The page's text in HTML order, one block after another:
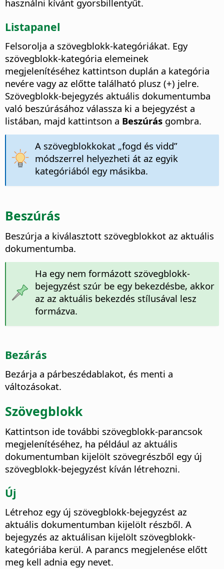
használni kívánt gyorsbillentyűt.
Listapanel
Felsorolja a szövegblokk-kategóriákat. Egy
szövegblokk-kategória elemeinek
megjelenítéséhez kattintson duplán a kategória
nevére vagy az előtte található plusz (+) jelre.
Szövegblokk-bejegyzés aktuális dokumentumba
való beszúrásához válassza ki a bejegyzést a
listában, majd kattintson a Beszúrás gombra.
A szövegblokkokat „fogd és vidd”
módszerrel helyezheti át az egyik
kategóriából egy másikba.
Beszúrás
Beszúrja a kiválasztott szövegblokkot az aktuális
dokumentumba.
Ha egy nem formázott szövegblokk-
bejegyzést szúr be egy bekezdésbe, akkor
az az aktuális bekezdés stílusával lesz
formázva.
Bezárás
Bezárja a párbeszédablakot, és menti a
változásokat.
Szövegblokk
Kattintson ide további szövegblokk-parancsok
megjelenítéséhez, ha például az aktuális
dokumentumban kijelölt szövegrészből egy új
szövegblokk-bejegyzést kíván létrehozni.
Új
Létrehoz egy új szövegblokk-bejegyzést az
aktuális dokumentumban kijelölt részből. A
bejegyzés az aktuálisan kijelölt szövegblokk-
kategóriába kerül. A parancs megjelenése előtt
meg kell adnia egy nevet.